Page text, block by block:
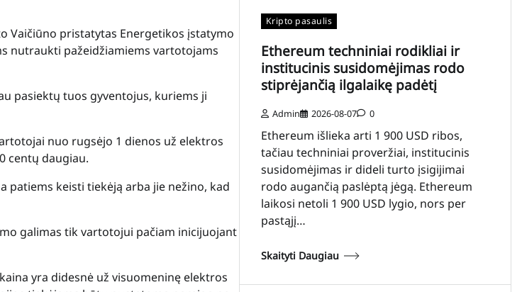
Vaičiūno pristatytas Energetikos įstatymo
nutraukti pažeidžiamiems vartotojams
pasiektų tuos gyventojus, kuriems ji
nuo rugsėjo 1 dienos už elektros
centų daugiau.
patiems keisti tiekėją arba jie nežino, kad
galimas tik vartotojui pačiam inicijuojant
yra didesnė už visuomeninę elektros
Kripto pasaulis
Ethereum techniniai rodikliai ir
institucinis susidomėjimas rodo
stiprėjančią ilgalaikę padėtį
Admin 2026-08-07 0
Ethereum išlieka arti 1 900 USD ribos,
tačiau techniniai proveržiai, institucinis
susidomėjimas ir dideli turto įsigijimai
rodo augančią paslėptą jėgą. Ethereum
laikosi netoli 1 900 USD lygio, nors per
pastąjį…
Skaityti Daugiau